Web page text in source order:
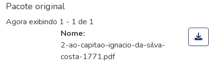
Pacote original
Agora exibindo 1 - 1 de 1
Nome:
2-ao-capitao-ignacio-da-silva-
costa-1771.pdf